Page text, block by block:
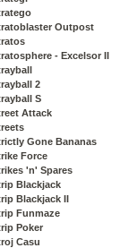
Outpost
- Excelsor II
2
S
Attack
Gone Bananas
Force
'n' Spares
Blackjack
Blackjack II
Funmaze
Poker
Casu